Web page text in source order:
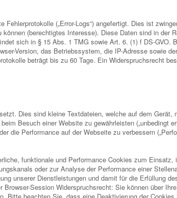
(„Error-Logs“) angefertigt. Dies ist
(berechtigtes Interesse). Diese Daten sind in der
sich in § 15 Abs. 1 TMG sowie Art. 6. (1) f DS-GVO.
Version, das Betriebssystem, die IP-Adresse sowie
beträgt bis zu 60 Tage. Ein Widerspruchsrecht
Dies sind kleine Textdateien, welche auf dem
Besuch einer Website zu gewährleisten („unbedingt
die Performance auf der Webseite zu verbessern
funktionale und Performance Cookies zum
oder zur Analyse der Performance einer
unserer Dienstleistungen und damit für die Erfüllung
Session Widerspruchsrecht: Sie können über